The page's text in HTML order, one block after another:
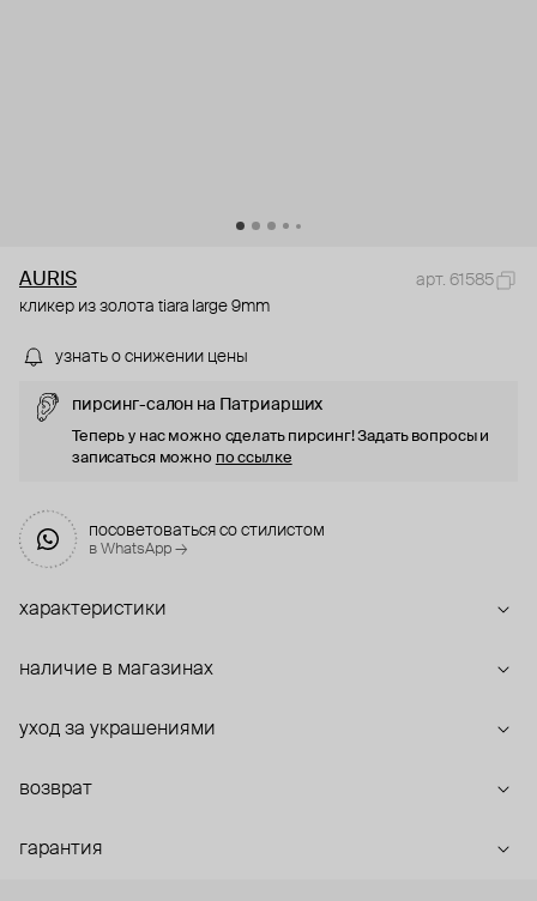
AURIS
арт. 61585
кликер из золота tiara large 9mm
узнать о снижении цены
пирсинг-салон на Патриарших
Теперь у нас можно сделать пирсинг! Задать вопросы и
записаться можно по ссылке
посоветоваться со стилистом
в WhatsApp →
характеристики
наличие в магазинах
уход за украшениями
возврат
гарантия